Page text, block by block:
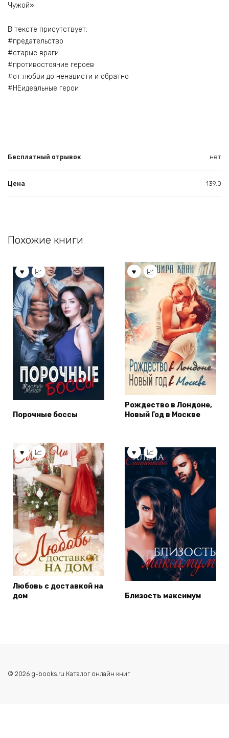
Чужой»
В тексте присутствует:
#предательство
#старые враги
#противостояние героев
#от любви до ненависти и обратно
#НЕидеальные герои
Бесплатный отрывок нет
Цена 139.0
Похожие книги
Порочные боссы
Рождество в Лондоне,
Новый Год в Москве
Любовь с доставкой на
дом
Близость максимум
© 2026 g-books.ru Каталог онлайн книг